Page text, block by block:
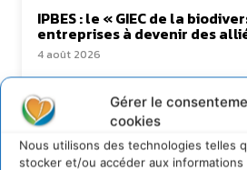
Gérer le
cookies
Nous utilisons des technologies telles
stocker et/ou accéder aux informations
IPBES : le « GIEC de la
entreprises à devenir des
4 août 2026